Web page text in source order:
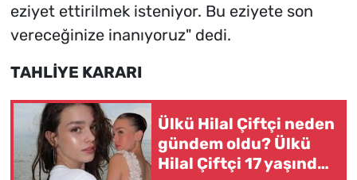
eziyet ettirilmek isteniyor. Bu eziyete son
vereceğinize inanıyoruz" dedi.
TAHLİYE KARARI
Ülkü Hilal Çiftçi neden
gündem oldu? Ülkü
Hilal Çiftçi 17 yaşında